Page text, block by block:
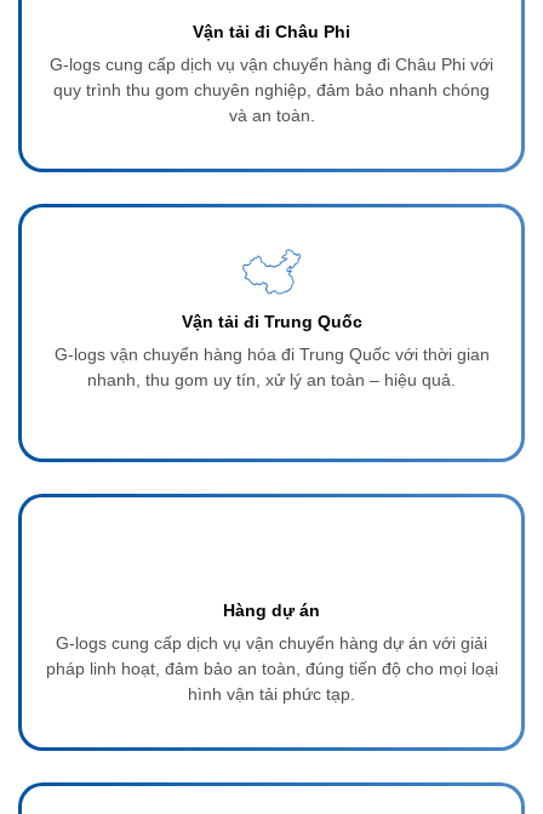
Vận tải đi Châu Phi
G-logs cung cấp dịch vụ vận chuyển hàng đi Châu Phi với
quy trình thu gom chuyên nghiệp, đảm bảo nhanh chóng
và an toàn.
Vận tải đi Trung Quốc
G-logs vận chuyển hàng hóa đi Trung Quốc với thời gian
nhanh, thu gom uy tín, xử lý an toàn – hiệu quả.
Hàng dự án
G-logs cung cấp dịch vụ vận chuyển hàng dự án với giải
pháp linh hoạt, đảm bảo an toàn, đúng tiến độ cho mọi loại
hình vận tải phức tạp.